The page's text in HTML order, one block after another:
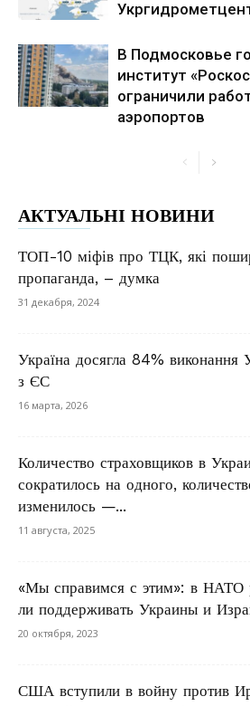
В Подмосковье
институт
ограничили
аэропортов
АКТУАЛЬНІ НОВИНИ
ТОП-10 міфів про ТЦК, які
пропаганда, – думка
31 декабря, 2024
Україна досягла 84% виконання
з ЄС
16 марта, 2026
Количество страховщиков в
сократилось на одного,
изменилось —...
11 августа, 2025
«Мы справимся с этим»: в НАТО
ли поддерживать Украины и
20 октября, 2023
США вступили в войну против